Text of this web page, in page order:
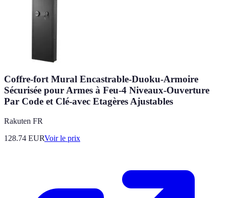
Coffre-fort Mural Encastrable-Duoku-Armoire
Sécurisée pour Armes à Feu-4 Niveaux-Ouverture
Par Code et Clé-avec Etagères Ajustables
Rakuten FR
128.74 EURVoir le prix